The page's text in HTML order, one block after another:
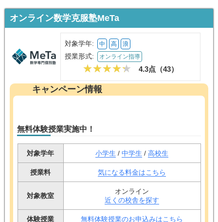
オンライン数学克服塾MeTa
対象学年: 中 高 浪
授業形式: オンライン指導
4.3点（43）
キャンペーン情報
無料体験授業実施中！
対象学年 小学生 / 中学生 / 高校生
授業料 気になる料金はこちら
対象教室
オンライン
近くの校舎を探す
体験授業 無料体験授業のお申込みはこちら